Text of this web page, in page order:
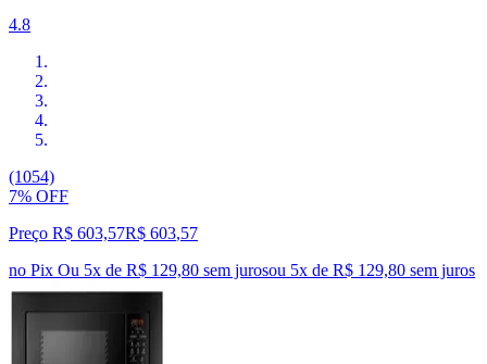
4.8
(1054)
7% OFF
Preço R$ 603,57R$ 603,57
no Pix Ou 5x de R$ 129,80 sem jurosou 5x de R$ 129,80 sem juros